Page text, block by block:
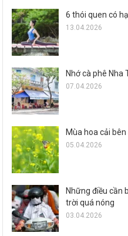
6 thói quen có
13.04.2026
Nhớ cà phê Nha
07.04.2026
Mùa hoa cải bên
05.04.2026
Những điều cần
trời quá nóng
03.04.2026